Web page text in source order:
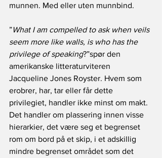
munnen. Med eller uten munnbind.
”What I am compelled to ask when veils
seem more like walls, is who has the
privilege of speaking?”spør den
amerikanske litteraturviteren
Jacqueline Jones Royster. Hvem som
erobrer, har, tar eller får dette
privilegiet, handler ikke minst om makt.
Det handler om plassering innen visse
hierarkier, det være seg et begrenset
rom om bord på et skip, i et adskillig
mindre begrenset området som det